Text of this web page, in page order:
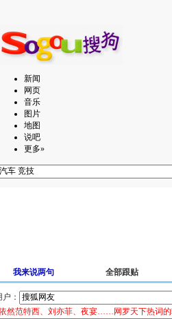
新闻
网页
音乐
图片
地图
说吧
更多»
我来说两句 全部跟贴
户：
然范特西、刘亦菲、夜宴……网罗天下热词的